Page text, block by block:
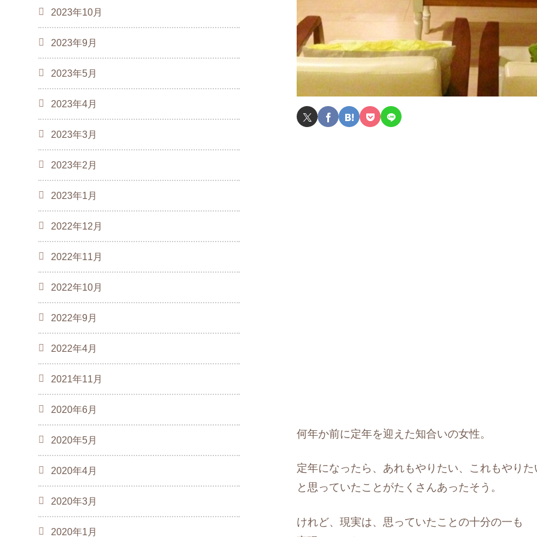
何年か前に定年を迎えた知合いの女性。
定年になったら、あれもやりたい、これもやりた
と思っていたことがたくさんあったそう。
けれど、現実は、思っていたことの十分の一も
2023年10月
2023年9月
2023年5月
2023年4月
2023年3月
2023年2月
2023年1月
2022年12月
2022年11月
2022年10月
2022年9月
2022年4月
2021年11月
2020年6月
2020年5月
2020年4月
2020年3月
2020年1月